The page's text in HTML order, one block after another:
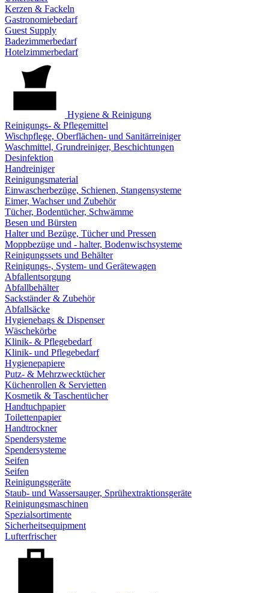
Kerzen & Fackeln
Gastronomiebedarf
Guest Supply
Badezimmerbedarf
Hotelzimmerbedarf
Hygiene & Reinigung
Reinigungs- & Pflegemittel
Wischpflege, Oberflächen- und Sanitärreiniger
Waschmittel, Grundreiniger, Beschichtungen
Desinfektion
Handreiniger
Reinigungsmaterial
Einwascherbezüge, Schienen, Stangensysteme
Eimer, Wachser und Zubehör
Tücher, Bodentücher, Schwämme
Besen und Bürsten
Halter und Bezüge, Tücher und Pressen
Moppbezüge und - halter, Bodenwischsysteme
Reinigungssets und Behälter
Reinigungs-, System- und Gerätewagen
Abfallentsorgung
Abfallbehälter
Sackständer & Zubehör
Abfallsäcke
Hygienebags & Dispenser
Wäschekörbe
Klinik- & Pflegebedarf
Klinik- und Pflegebedarf
Hygienepapiere
Putz- & Mehrzwecktücher
Küchenrollen & Servietten
Kosmetik & Taschentücher
Handtuchpapier
Toilettenpapier
Handtrockner
Spendersysteme
Spendersysteme
Seifen
Seifen
Reinigungsgeräte
Staub- und Wassersauger, Sprühextraktionsgeräte
Reinigungsmaschinen
Spezialsortimente
Sicherheitsequipment
Lufterfrischer